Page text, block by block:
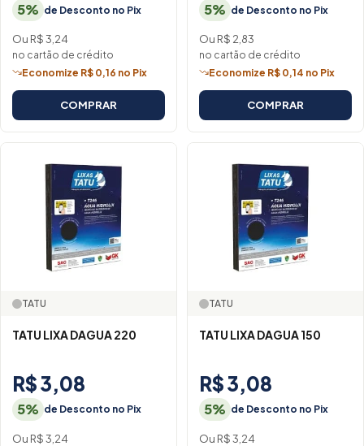
5% de Desconto no Pix
Ou R$ 3,24
no cartão de crédito
Economize R$ 0,16 no Pix
COMPRAR
5% de Desconto no Pix
Ou R$ 2,83
no cartão de crédito
Economize R$ 0,14 no Pix
COMPRAR
TATU
TATU LIXA DAGUA 220
R$ 3,08
5% de Desconto no Pix
Ou R$ 3,24
TATU
TATU LIXA DAGUA 150
R$ 3,08
5% de Desconto no Pix
Ou R$ 3,24